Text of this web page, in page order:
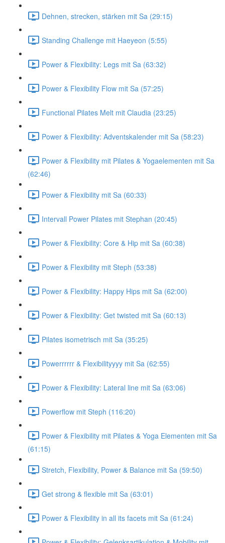
Dehnen, strecken, stärken mit Sa (29:15)
Standing Challenge mit Haeyeon (5:55)
Power & Flexibility: Legs mit Sa (63:32)
Power & Flexibility Flow mit Sa (57:25)
Functional Pilates Melt mit Claudia (23:25)
Power & Flexibility: Adventskalender mit Sa (58:23)
Power & Flexibility mit Pilates & Yogaelementen mit Sa
(62:46)
Power & Flexibility mit Sa (60:33)
Intervall Power Pilates mit Stephan (20:45)
Power & Flexibility: Core & Hip mit Sa (60:38)
Power & Flexibility mit Steph (53:38)
Power & Flexibility: Happy Hips mit Sa (62:00)
Power & Flexibility: Get twisted mit Sa (60:13)
Pilates isometrisch mit Sa (35:25)
Powerrrrrr & Flexibilityyyy mit Sa (62:55)
Power & Flexibility: Lateral line mit Sa (63:06)
Powerflow mit Steph (116:20)
Power & Flexibility mit Pilates & Yoga Elementen mit Sa
(61:15)
Stretch, Flexibility, Power & Balance mit Sa (59:50)
Get strong & flexible mit Sa (63:01)
Power & Flexibility in all its facets mit Sa (61:24)